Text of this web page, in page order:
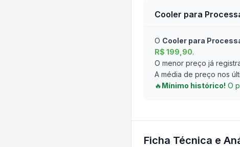
Cooler para
O Cooler para
R$ 199,90.
O menor preço já
A média de preço nos
🔥Mínimo histórico! O
Ficha Técnica e